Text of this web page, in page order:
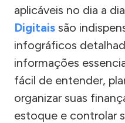
aplicáveis no dia a
Digitais são
infográficos
informações
fácil de entender,
organizar suas
estoque e controlar